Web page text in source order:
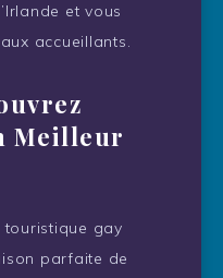
et vous
accueillants.
Meilleur
touristique gay
parfaite de